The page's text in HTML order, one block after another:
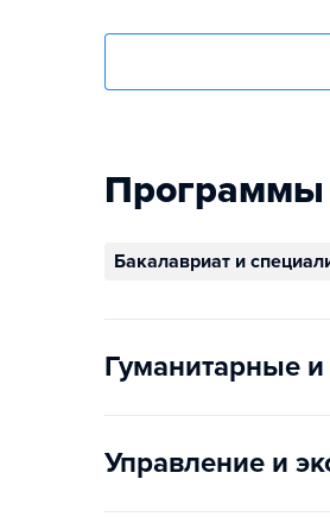
Программы
Бакалавриат и
Гуманитарные
Управление и